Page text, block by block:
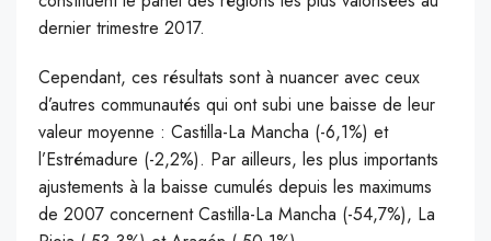
dernier trimestre 2017.
Cependant, ces résultats sont à nuancer avec ceux
d’autres communautés qui ont subi une baisse de leur
valeur moyenne : Castilla-La Mancha (-6,1%) et
l’Estrémadure (-2,2%). Par ailleurs, les plus importants
ajustements à la baisse cumulés depuis les maximums
de 2007 concernent Castilla-La Mancha (-54,7%), La